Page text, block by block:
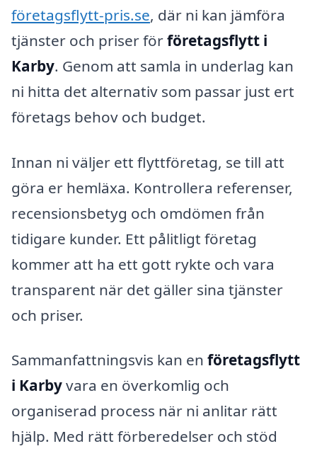
företagsflytt-pris.se, där ni kan jämföra
tjänster och priser förföretagsflytt i
Karby. Genom att samla in underlag kan
ni hitta det alternativ som passar just ert
företags behov och budget.
Innan ni väljer ett flyttföretag, se till att
göra er hemläxa. Kontrollera referenser,
recensionsbetyg och omdömen från
tidigare kunder. Ett pålitligt företag
kommer att ha ett gott rykte och vara
transparent när det gäller sina tjänster
och priser.
Sammanfattningsvis kan en företagsflytt
i Karbyvara en överkomlig och
organiserad process när ni anlitar rätt
hjälp. Med rätt förberedelser och stöd